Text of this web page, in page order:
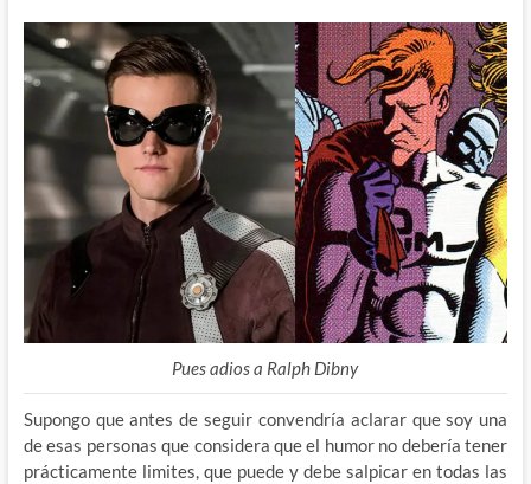
Pues adios a Ralph Dibny
Supongo que antes de seguir convendría aclarar que soy una
de esas personas que considera que el humor no debería tener
prácticamente limites, que puede y debe salpicar en todas las